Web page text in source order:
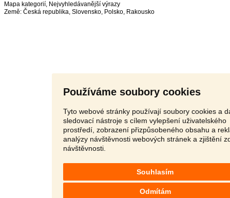
Používáme soubory cookies
Tyto webové stránky používají soubory cookies a
sledovací nástroje s cílem vylepšení uživatelského
prostředí, zobrazení přizpůsobeného obsahu a
analýzy návštěvnosti webových stránek a zjištění
návštěvnosti.
Souhlasím
Odmítám
Mapa kategorií, Nejvyhledávanější výrazy
Země: Česká republika, Slovensko, Polsko, Rakousko